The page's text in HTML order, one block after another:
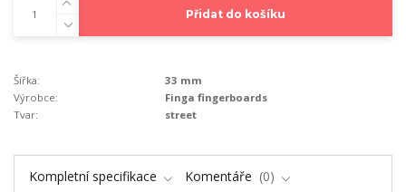
Přidat do košíku
Šířka:
33 mm
Výrobce:
Finga fingerboards
Tvar:
street
Kompletní specifikace Komentáře
0